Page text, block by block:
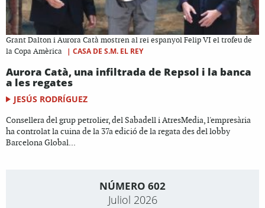
Grant Dalton i Aurora Catà mostren al rei espanyol Felip VI el trofeu de
la Copa Amèrica
| CASA DE S.M. EL REY
Aurora Catà, una infiltrada de Repsol i la banca
a les regates
JESÚS RODRÍGUEZ
Consellera del grup petrolier, del Sabadell i AtresMedia, l'empresària
ha controlat la cuina de la 37a edició de la regata des del lobby
Barcelona Global...
NÚMERO 602
Juliol 2026